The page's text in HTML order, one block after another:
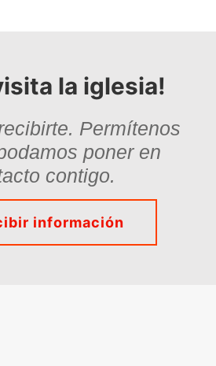
la iglesia!
Permítenos
poner en
contigo.
información